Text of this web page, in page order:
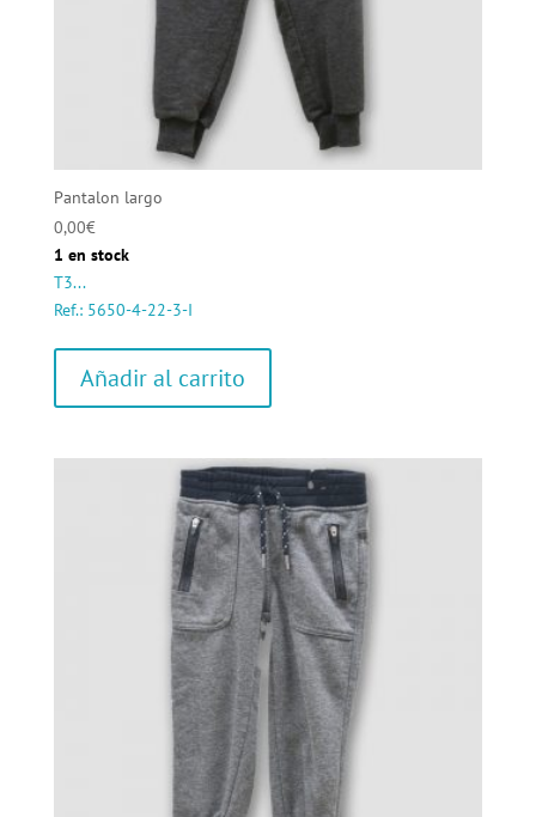
Pantalon largo
0,00€
1 en stock
T3...
Ref.: 5650-4-22-3-I
Añadir al carrito